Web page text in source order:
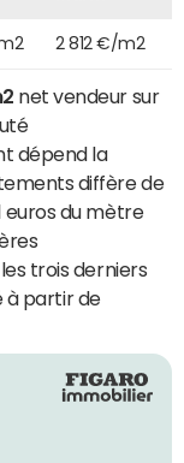
2 812 €/m2
net vendeur sur
dépend la
diffère de
euros du mètre
trois derniers
à partir de